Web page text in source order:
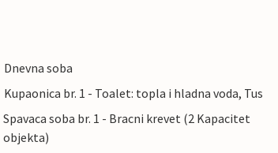
Dnevna soba
Kupaonica br. 1 - Toalet: topla i hladna voda, Tus
Spavaca soba br. 1 - Bracni krevet (2 Kapacitet
objekta)